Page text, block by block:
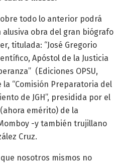
todo lo anterior podrá
obra del gran biógrafo
titulada: “José Gregorio
Apóstol de la Justicia
(Ediciones OPSU,
“Comisión Preparatoria del
de JGH”, presidida por el
emérito) de la
-y también trujillano
Cruz.
nosotros mismos no